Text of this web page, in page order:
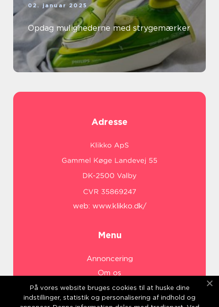
02. januar 2025
Opdag mulighederne med strygemærker
Adresse
web: www.klikko.dk/
Menu
Annoncering
Om os
Cookies
Kontakt os
På vores website bruges cookies til at huske dine
indstillinger, statistik og personalisering af indhold og